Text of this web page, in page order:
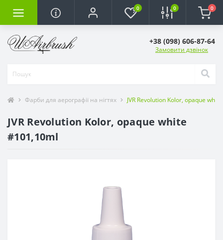
0 0 0
+38 (098) 606-87-64
Замовити дзвінок
Фарби для аерографії на нігтях JVR Revolution Kolor, opaque
JVR Revolution Kolor, opaque white
#101,10ml